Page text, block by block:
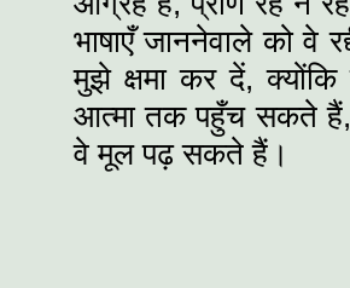
भाषाएँ जाननेवाले को वे
मुझे क्षमा कर दें,
आत्मा तक पहुँच सकते हैं,
वे मूल पढ़ सकते हैं।